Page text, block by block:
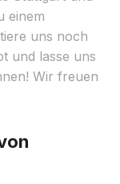
einem
uns noch
und lasse uns
Wir freuen